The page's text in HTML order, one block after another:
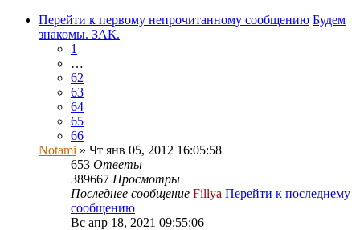
Перейти к первому непрочитанному сообщению Будем
знакомы. ЗАК.
1
…
62
63
64
65
66
Notami » Чт янв 05, 2012 16:05:58
653 Ответы
389667 Просмотры
Последнее сообщение Fillya Перейти к последнему
сообщению
Вс апр 18, 2021 09:55:06